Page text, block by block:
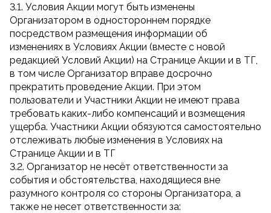
3.1. Условия Акции могут быть изменены
Организатором в одностороннем порядке
посредством размещения информации об
изменениях в Условиях Акции (вместе с новой
редакцией Условий Акции) на Странице Акции и в ТГ,
в том числе Организатор вправе досрочно
прекратить проведение Акции. При этом
пользователи и Участники Акции не имеют права
требовать каких-либо компенсаций и возмещения
ущерба. Участники Акции обязуются самостоятельно
отслеживать любые изменения в Условиях на
Странице Акции и в ТГ
3.2. Организатор не несёт ответственности за
события и обстоятельства, находящиеся вне
разумного контроля со стороны Организатора, а
также не несет ответственности за: